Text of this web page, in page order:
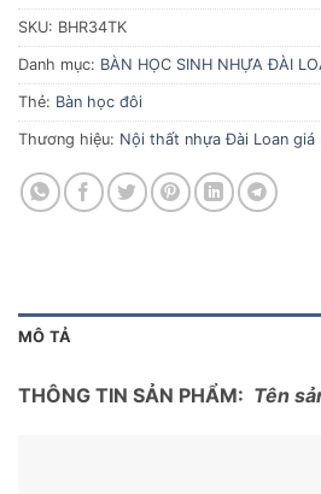
SKU: BHR34TK
Danh mục: BÀN HỌC SINH NHỰA ĐÀI
Thẻ: Bàn học đôi
Thương hiệu: Nội thất nhựa Đài Loan giá
MÔ TẢ
THÔNG TIN SẢN PHẨM: Tên